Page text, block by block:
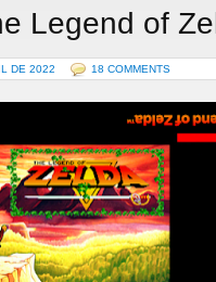
Legend of
DE 2022 18 COMMENTS